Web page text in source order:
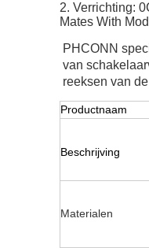
2. Verrichting:
Mates With
PHCONN
van
reeksen van
Productnaam
Beschrijving
Materialen